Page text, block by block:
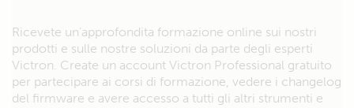
Ricevete un’approfondita formazione online sui nostri
prodotti e sulle nostre soluzioni da parte degli esperti
Victron. Create un account Victron Professional gratuito
per partecipare ai corsi di formazione, vedere i changelog
del firmware e avere accesso a tutti gli altri strumenti e